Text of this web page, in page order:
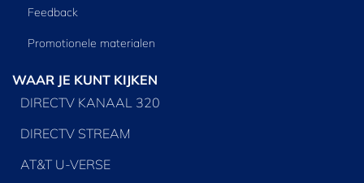
Feedback
Promotionele materialen
WAAR JE KUNT KIJKEN
DIRECTV KANAAL 320
DIRECTV STREAM
AT&T U-VERSE